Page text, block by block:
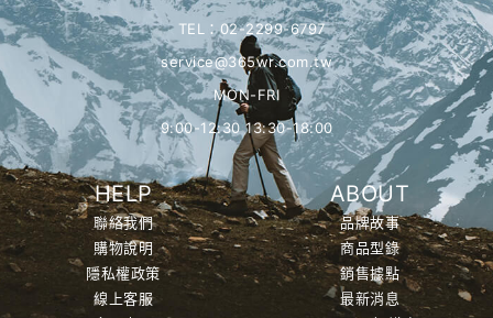
TEL：02-2299-6797
service@365wr.com.tw
MON-FRI
9:00-12:30 13:30-18:00
HELP
聯絡我們
購物說明
隱私權政策
線上客服
ABOUT
品牌故事
商品型錄
銷售據點
最新消息